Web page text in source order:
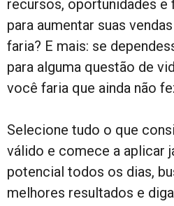
recursos, oportunidades
para aumentar suas
faria? E mais: se
para alguma questão de
você faria que ainda não
Selecione tudo o que
válido e comece a aplicar
potencial todos os dias,
melhores resultados e